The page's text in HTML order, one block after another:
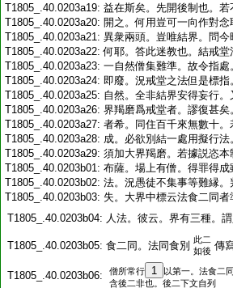
T1805_.40.0203a19: 益在斯矣。先開後制也。
T1805_.40.0203a20: 開之。何用豈可一向作對
T1805_.40.0203a21: 異衆兩頭。豈唯結界。問
T1805_.40.0203a22:何耶。答此迷教也。結戒堂
T1805_.40.0203a23: 一自然僧集難準。故令指
T1805_.40.0203a24: 即廢。況戒堂之法但是標指
T1805_.40.0203a25: 自然。全非結界安得妄行
T1805_.40.0203a26: 界羯磨爲戒堂者。謬復甚
T1805_.40.0203a27: 者希。同住百千來無數十
T1805_.40.0203a28: 成。必欲別結一處用擬行法
T1805_.40.0203a29: 須加大界羯磨。若據説恣本
T1805_.40.0203b01: 布薩。場上有僧。得罪得
T1805_.40.0203b02: 法。況愚徒不集事等難縁。
T1805_.40.0203b03: 失。大界中標云法食二同者
T1805_.40.0203b04: 人法。彼云。界有三種。
T1805_.40.0203b05: 食二同。法同食別
此二
如後 傳
T1805_.40.0203b06: 僧所常行 1
以第一。法食二同
含後二非也。後二下文自列